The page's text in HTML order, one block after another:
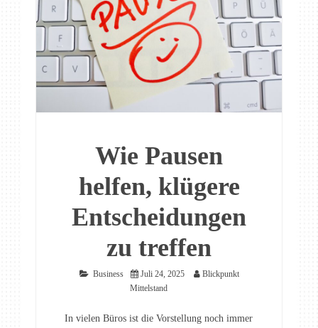
Wie Pausen
helfen, klügere
Entscheidungen
zu treffen
Business Juli 24, 2025
Blickpunkt
Mittelstand
In vielen Büros ist die Vorstellung noch immer